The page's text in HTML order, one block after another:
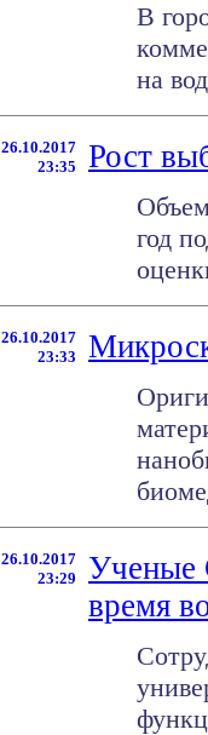
В
на
26.10.2017
23:35
Рост
год
26.10.2017
23:33
26.10.2017
23:29
Ученые
время